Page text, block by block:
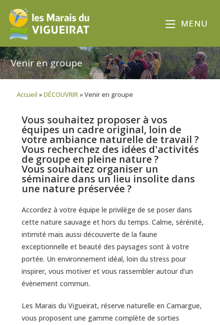
MENU
Venir en groupe
Accueil »DÉCOUVRIR »Venir en groupe
Vous souhaitez proposer à vos
équipes un cadre original, loin de
votre ambiance naturelle de travail ?
Vous recherchez des idées d'activités
de groupe en pleine nature ?
Vous souhaitez organiser un
séminaire dans un lieu insolite dans
une nature préservée ?
Accordez à votre équipe le privilège de se poser dans
cette nature sauvage et hors du temps. Calme, sérénité,
intimité mais aussi découverte de la faune
exceptionnelle et beauté des paysages sont à votre
portée. Un environnement idéal, loin du stress pour
inspirer, vous motiver et vous rassembler autour d’un
évènement commun.
Les Marais du Vigueirat, réserve naturelle en Camargue,
vous proposent une gamme complète de sorties